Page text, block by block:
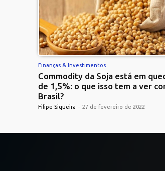
Finanças & Investimentos
Commodity da Soja está em
de 1,5%: o que isso tem a ver
Brasil?
Filipe Siqueira - 27 de fevereiro de 2022